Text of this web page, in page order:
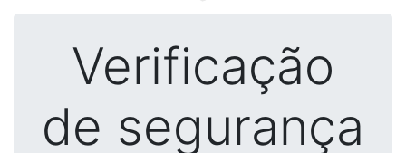
Verificação
de segurança